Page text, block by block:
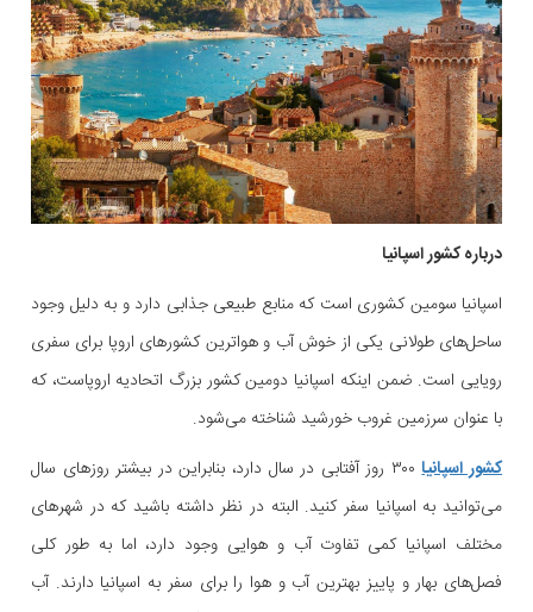
درباره کشور اسپانیا
اسپانیا سومین کشوری است که منابع طبیعی جذابی دارد و به دلیل وجود
ساحل‌های طولانی یکی از خوش آب و هواترین کشورهای اروپا برای سفری
رویایی است. ضمن اینکه اسپانیا دومین کشور بزرگ اتحادیه اروپاست، که
با عنوان سرزمین غروب خورشید شناخته می‌شود.
کشور اسپانیا
۳۰۰ روز آفتابی در سال دارد، بنابراین در بیشتر روزهای سال
می‌توانید به اسپانیا سفر کنید. البته در نظر داشته باشید که در شهرهای
مختلف اسپانیا کمی تفاوت آب و هوایی وجود دارد، اما به طور کلی
فصل‌های بهار و پاییز بهترین آب و هوا را برای سفر به اسپانیا دارند. آب